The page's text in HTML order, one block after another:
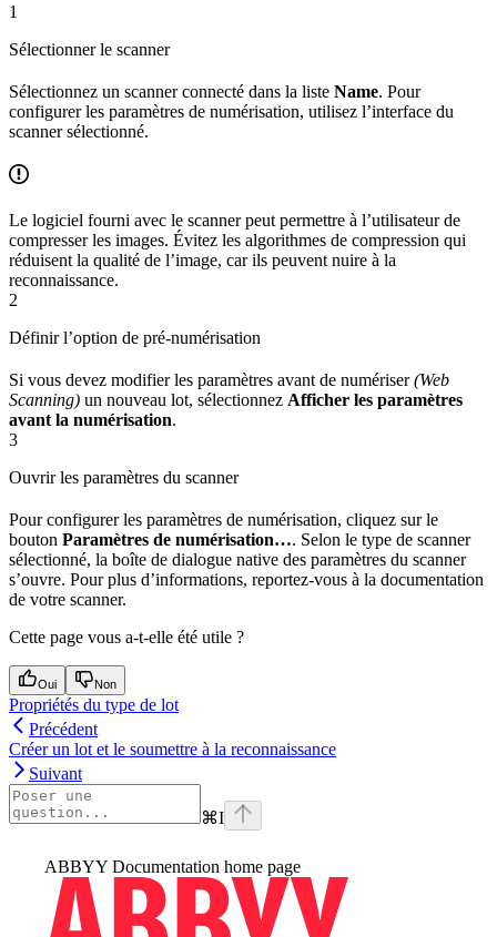
1
Sélectionner le scanner
Sélectionnez un scanner connecté dans la liste Name. Pour
configurer les paramètres de numérisation, utilisez l’interface du
scanner sélectionné.
Le logiciel fourni avec le scanner peut permettre à l’utilisateur de
compresser les images. Évitez les algorithmes de compression qui
réduisent la qualité de l’image, car ils peuvent nuire à la
reconnaissance.
2
Définir l’option de pré-numérisation
Si vous devez modifier les paramètres avant de numériser(Web
Scanning) un nouveau lot, sélectionnez Afficher les paramètres
avant la numérisation.
3
Ouvrir les paramètres du scanner
Pour configurer les paramètres de numérisation, cliquez sur le
bouton Paramètres de numérisation…. Selon le type de scanner
sélectionné, la boîte de dialogue native des paramètres du scanner
s’ouvre. Pour plus d’informations, reportez-vous à la documentation
de votre scanner.
Cette page vous a-t-elle été utile ?
Oui Non
Propriétés du type de lot
Précédent
Créer un lot et le soumettre à la reconnaissance
Suivant
⌘I
ABBYY Documentation home page